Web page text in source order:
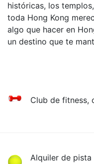
históricas, los
toda Hong Kong
algo que hacer en
un destino que te
Club de fitness,
Alquiler de pista